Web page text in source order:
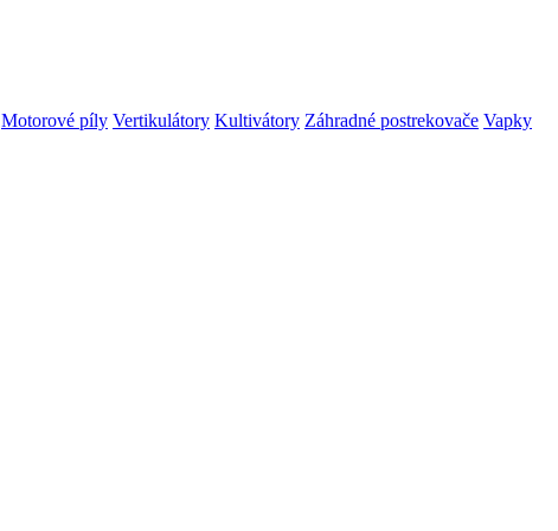
Motorové píly Vertikulátory Kultivátory Záhradné postrekovače Vapky